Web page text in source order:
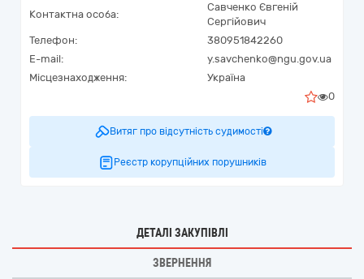
Контактна особа:
Савченко Євгеній
Сергійович
Телефон:
380951842260
E-mail:
y.savchenko@ngu.gov.ua
Місцезнаходження:
Україна
0
Витяг про відсутність судимості
Реєстр корупційних порушників
ДЕТАЛІ ЗАКУПІВЛІ
ЗВЕРНЕННЯ